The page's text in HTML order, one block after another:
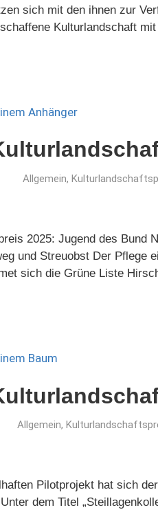
sich mit den ihnen zur
Kulturlandschaft
Allgemein,
2025: Jugend des Bund
und Streuobst Der Pflege
sich die Grüne Liste
Allgemein,
Pilotprojekt hat sich
dem Titel